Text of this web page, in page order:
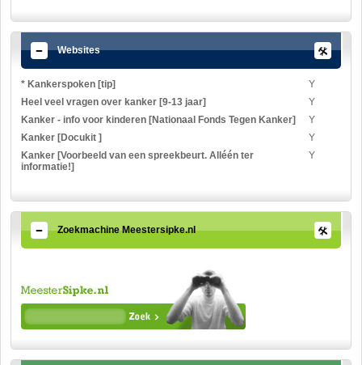
Websites
* Kankerspoken [tip]
Y
Heel veel vragen over kanker [9-13 jaar]
Y
Kanker - info voor kinderen [Nationaal Fonds Tegen Kanker]
Y
Kanker [Docukit ]
Y
Kanker [Voorbeeld van een spreekbeurt. Alléén ter
informatie!]
Y
Zoekmachine Meestersipke.nl